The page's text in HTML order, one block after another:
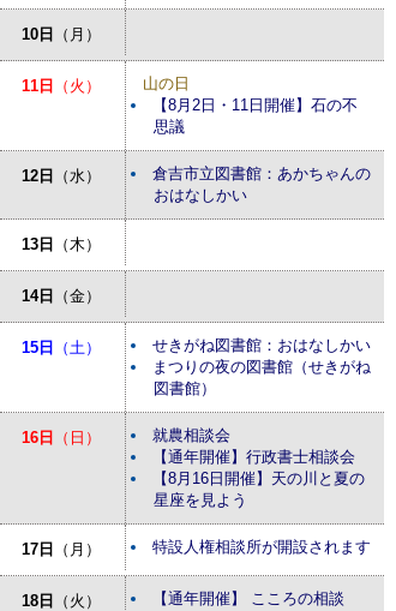
10日 （月）
11日 （火）
山の日
【8月2日・11日開催】石の不
思議
12日 （水）
倉吉市立図書館：あかちゃんの
おはなしかい
13日 （木）
14日 （金）
15日 （土）
せきがね図書館：おはなしかい
まつりの夜の図書館（せきがね
図書館）
16日 （日）
就農相談会
【通年開催】行政書士相談会
【8月16日開催】天の川と夏の
星座を見よう
17日 （月） 特設人権相談所が開設されます
18日 （火） 【通年開催】 こころの相談